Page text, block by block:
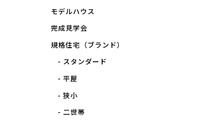
モデルハウス
完成見学会
規格住宅（ブランド）
スタンダード
平屋
狭小
二世帯